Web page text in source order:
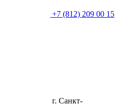
+7 (812) 209 00 15
г. Санкт-